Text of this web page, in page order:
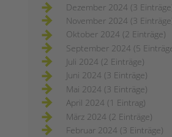
Dezember 2024 (3
November 2024 (3
Oktober 2024 (2 Einträge)
September 2024 (5
Juli 2024 (2 Einträge)
Juni 2024 (3 Einträge)
Mai 2024 (3 Einträge)
April 2024 (1 Eintrag)
März 2024 (2 Einträge)
Februar 2024 (3 Einträge)